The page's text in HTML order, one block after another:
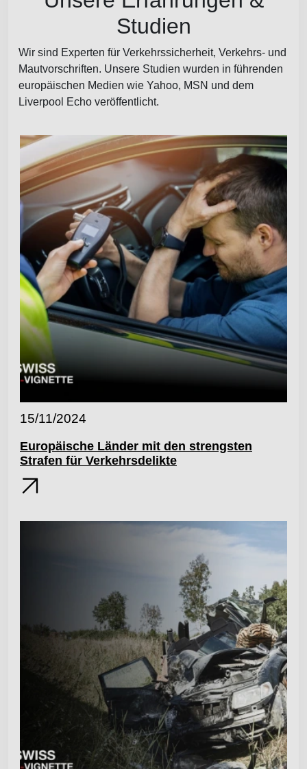
Studien
Wir sind Experten für Verkehrssicherheit, Verkehrs- und
Mautvorschriften. Unsere Studien wurden in führenden
europäischen Medien wie Yahoo, MSN und dem
Liverpool Echo veröffentlicht.
15/11/2024
Europäische Länder mit den strengsten
Strafen für Verkehrsdelikte